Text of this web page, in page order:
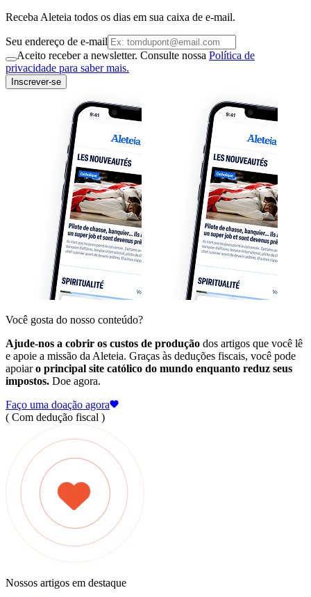
Receba Aleteia todos os dias em sua caixa de e-mail.
Seu endereço de e-mail
Aceito receber a newsletter. Consulte nossa Política de
privacidade para saber mais.
Inscrever-se
Você gosta do nosso conteúdo?
Ajude-nos a cobrir os custos de produção dos artigos que você lê
e apoie a missão da Aleteia. Graças às deduções fiscais, você pode
apoiaro principal site católico do mundo enquanto reduz seus
impostos. Doe agora.
Faço uma doação agora
( Com dedução fiscal )
Nossos artigos em destaque